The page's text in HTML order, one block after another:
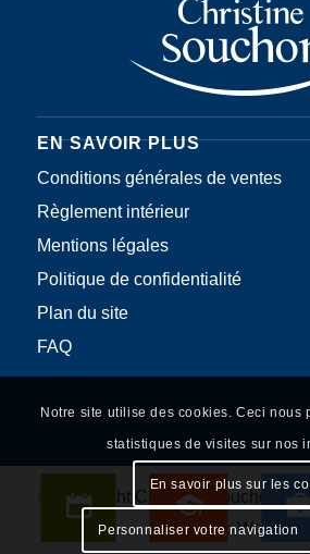
EN SAVOIR PLUS
Conditions générales de ventes
Règlement intérieur
Mentions légales
Politique de confidentialité
Plan du site
FAQ
© Copyright Christine Souchon –
du Web
Notre site utilise des cookies. Ceci nous
statistiques de visites sur nos
En savoir plus sur les
Personnaliser votre navigation